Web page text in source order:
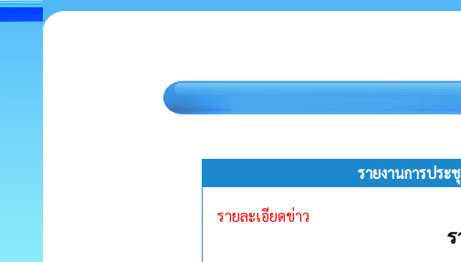
รายงานการประ
รายละเอียดข่าว